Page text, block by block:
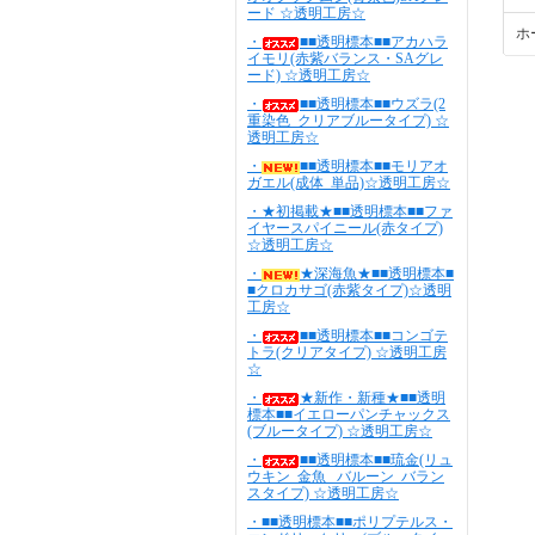
ード ☆透明工房☆
・
■■透明標本■■アカハラ
イモリ(赤紫バランス・SAグレ
ード) ☆透明工房☆
・
■■透明標本■■ウズラ(2
重染色_クリアブルータイプ) ☆
透明工房☆
・
■■透明標本■■モリアオ
ガエル(成体_単品)☆透明工房☆
・★初掲載★■■透明標本■■ファ
イヤースパイニール(赤タイプ)
☆透明工房☆
・
★深海魚★■■透明標本■
■クロカサゴ(赤紫タイプ)☆透明
工房☆
・
■■透明標本■■コンゴテ
トラ(クリアタイプ) ☆透明工房
☆
・
★新作・新種★■■透明
標本■■イエローパンチャックス
(ブルータイプ) ☆透明工房☆
・
■■透明標本■■琉金(リュ
ウキン_金魚_ バルーン_バラン
スタイプ) ☆透明工房☆
・■■透明標本■■ポリプテルス・
ホ